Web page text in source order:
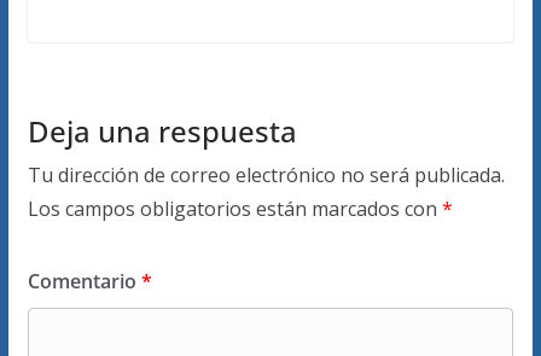
Deja una respuesta
Tu dirección de correo electrónico no será publicada.
Los campos obligatorios están marcados con *
Comentario *